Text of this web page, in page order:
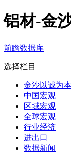
铝材-金
前瞻数据库
选择栏目
金沙以诚为
中国宏观
区域宏观
全球宏观
行业经济
进出口
数据新闻